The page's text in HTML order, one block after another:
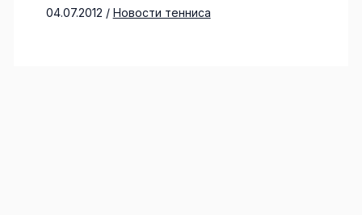
04.07.2012 / Новости тенниса